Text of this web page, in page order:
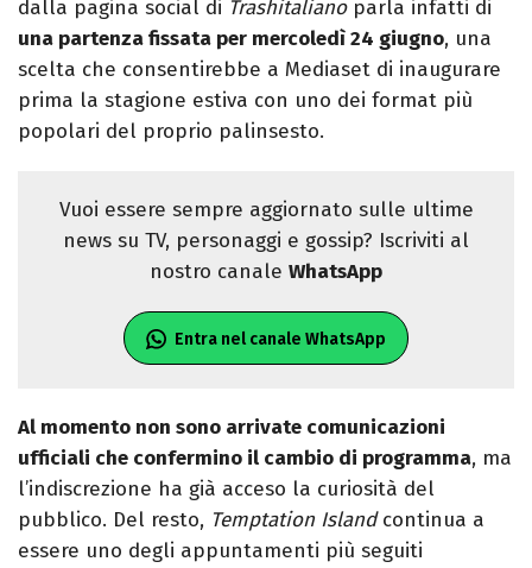
dalla pagina social di Trashitalianoparla infatti di
una partenza fissata per mercoledì 24 giugno, una
scelta che consentirebbe a Mediaset di inaugurare
prima la stagione estiva con uno dei format più
popolari del proprio palinsesto.
Vuoi essere sempre aggiornato sulle ultime
news su TV, personaggi e gossip? Iscriviti al
nostro canale WhatsApp
Entra nel canale WhatsApp
Al momento non sono arrivate comunicazioni
ufficiali che confermino il cambio di programma, ma
l’indiscrezione ha già acceso la curiosità del
pubblico. Del resto, Temptation Islandcontinua a
essere uno degli appuntamenti più seguiti